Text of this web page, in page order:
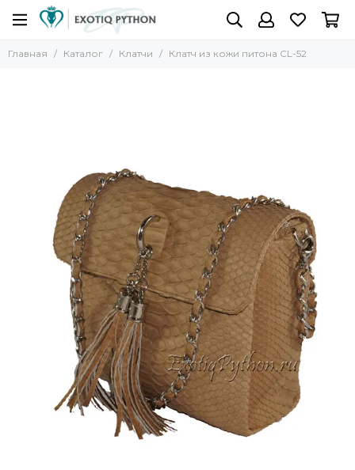
Главная Каталог Клатчи Клатч из кожи питона CL-52